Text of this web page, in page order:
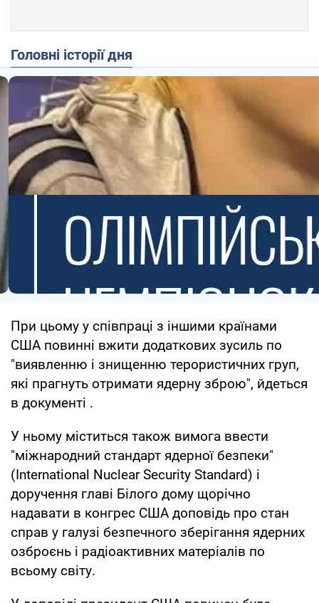
Головні історії дня
При цьому у співпраці з іншими країнами
США повинні вжити додаткових зусиль по
"виявленню і знищенню терористичних груп,
які прагнуть отримати ядерну зброю", йдеться
в документі .
У ньому міститься також вимога ввести
"міжнародний стандарт ядерної безпеки"
(International Nuclear Security Standard) і
доручення главі Білого дому щорічно
надавати в конгрес США доповідь про стан
справ у галузі безпечного зберігання ядерних
озброєнь і радіоактивних матеріалів по
всьому світу.